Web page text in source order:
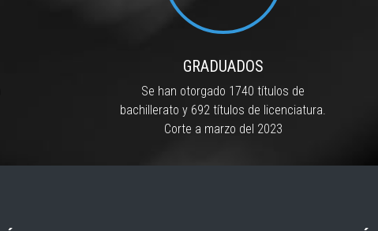
GRADUADOS
Se han otorgado 1740 títulos de
bachillerato y 692 títulos de licenciatura.
Corte a marzo del 2023